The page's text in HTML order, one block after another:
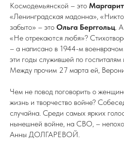
Космодемьянской – это
«Ленинградская мадонна»,
забыто» – это Ольга Берггольц.
«Не отрекаются любя»?
– а написано в 1944-м военврачом
эти годы служившей по
Между прочим 27 марта ей,
Чем не повод поговорить о
жизнь и творчество войне?
случайна. Среди самых ярких
нынешней войне, на СВО, –
Анны ДОЛГАРЕВОЙ.